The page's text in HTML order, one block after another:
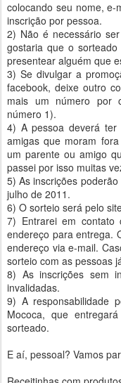
colocando seu nome, e-
inscrição por pessoa.
2) Não é necessário
gostaria que o
presentear alguém que
3) Se divulgar a
facebook, deixe outro
mais um número por
número 1).
4) A pessoa deverá
amigas que moram
um parente ou amigo
passei por isso muitas
5) As inscrições
julho de 2011.
6) O sorteio será pelo
7) Entrarei em contato
endereço para entrega.
endereço via e-mail.
sorteio com as pessoas
8) As inscrições sem
invalidadas.
9) A responsabilidade
Mococa, que
sorteado.
E aí, pessoal? Vamos